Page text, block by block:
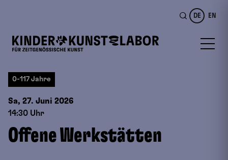
DE EN
0-117 Jahre
Sa, 27. Juni 2026
14:30 Uhr
Offene Werkstätten